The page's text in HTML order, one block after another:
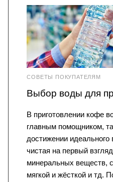
СОВЕТЫ ПОКУПАТЕЛЯМ
Выбор воды для
В приготовлении кофе
главным помощником,
достижении идеального
чистая на первый
минеральных веществ,
мягкой и жёсткой и тд.